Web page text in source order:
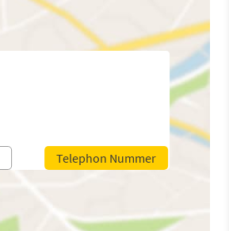
Telephon Nummer